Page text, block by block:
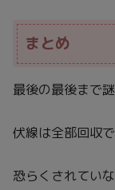
まとめ
最後の最後まで
伏線は全部回収
恐らくされてい